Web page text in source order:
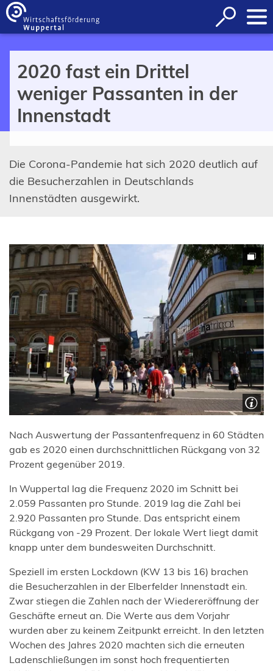
Inhalt anspringen
Suche
öffnen
2020 fast ein Drittel
weniger Passanten in der
Innenstadt
Die Corona-Pandemie hat sich 2020 deutlich auf
die Besucherzahlen in Deutschlands
Innenstädten ausgewirkt.
Nach Auswertung der Passantenfrequenz in 60 Städten
gab es 2020 einen durchschnittlichen Rückgang von 32
Prozent gegenüber 2019.
In Wuppertal lag die Frequenz 2020 im Schnitt bei
2.059 Passanten pro Stunde. 2019 lag die Zahl bei
2.920 Passanten pro Stunde. Das entspricht einem
Rückgang von -29 Prozent. Der lokale Wert liegt damit
knapp unter dem bundesweiten Durchschnitt.
Speziell im ersten Lockdown (KW 13 bis 16) brachen
die Besucherzahlen in der Elberfelder Innenstadt ein.
Zwar stiegen die Zahlen nach der Wiedereröffnung der
Geschäfte erneut an. Die Werte aus dem Vorjahr
wurden aber zu keinem Zeitpunkt erreicht. In den letzten
Wochen des Jahres 2020 machten sich die erneuten
Ladenschließungen im sonst hoch frequentierten